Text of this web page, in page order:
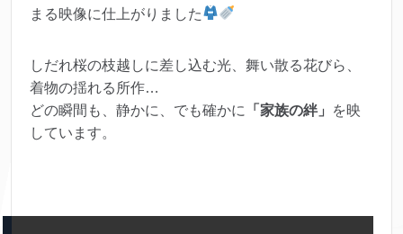
まる映像に仕上がりました
しだれ桜の枝越しに差し込む光、舞い散る花びら、
着物の揺れる所作…
どの瞬間も、静かに、でも確かに
「家族の絆」
を映
しています。